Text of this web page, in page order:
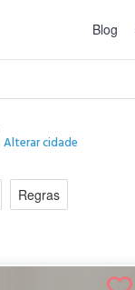
Blog
Alterar cidade
Regras